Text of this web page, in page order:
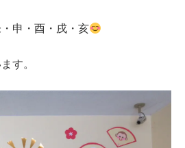
申・酉・戌・亥
す。